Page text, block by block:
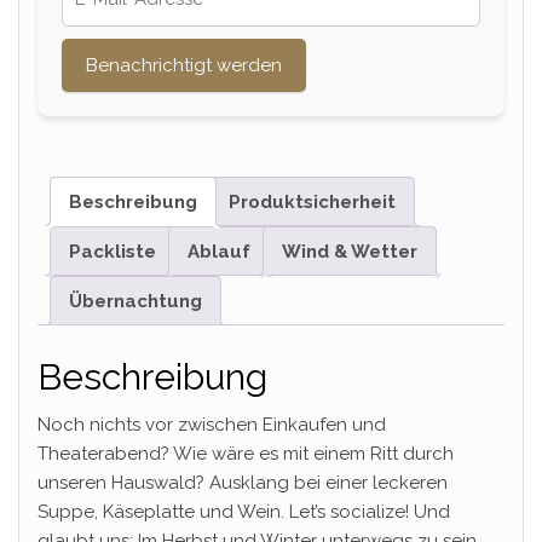
Benachrichtigt werden
Beschreibung Produktsicherheit
Packliste Ablauf Wind & Wetter
Übernachtung
Beschreibung
Noch nichts vor zwischen Einkaufen und
Theaterabend? Wie wäre es mit einem Ritt durch
unseren Hauswald? Ausklang bei einer leckeren
Suppe, Käseplatte und Wein. Let’s socialize! Und